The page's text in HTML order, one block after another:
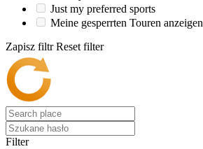
Just my preferred sports
Meine gesperrten Touren anzeigen
Zapisz filtr Reset filter
Filter